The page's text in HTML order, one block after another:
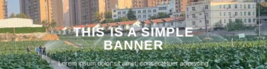
THIS IS A SIMPLE
BANNER
Lorem ipsum dolor sit amet, consectetuer adipiscing